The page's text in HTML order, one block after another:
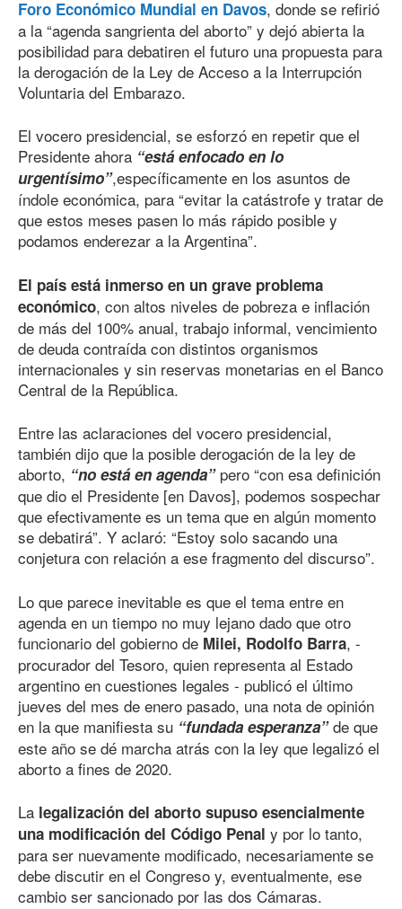
Foro Económico Mundial en Davos, donde se refirió
a la “agenda sangrienta del aborto” y dejó abierta la
posibilidad para debatiren el futuro una propuesta para
la derogación de la Ley de Acceso a la Interrupción
Voluntaria del Embarazo.
El vocero presidencial, se esforzó en repetir que el
Presidente ahora “está enfocado en lo
urgentísimo”,específicamente en los asuntos de
índole económica, para “evitar la catástrofe y tratar de
que estos meses pasen lo más rápido posible y
podamos enderezar a la Argentina”.
El país está inmerso en un grave problema
económico, con altos niveles de pobreza e inflación
de más del 100% anual, trabajo informal, vencimiento
de deuda contraída con distintos organismos
internacionales y sin reservas monetarias en el Banco
Central de la República.
Entre las aclaraciones del vocero presidencial,
también dijo que la posible derogación de la ley de
aborto, “no está en agenda” pero “con esa definición
que dio el Presidente [en Davos], podemos sospechar
que efectivamente es un tema que en algún momento
se debatirá”. Y aclaró: “Estoy solo sacando una
conjetura con relación a ese fragmento del discurso”.
Lo que parece inevitable es que el tema entre en
agenda en un tiempo no muy lejano dado que otro
funcionario del gobierno de Milei, Rodolfo Barra, -
procurador del Tesoro, quien representa al Estado
argentino en cuestiones legales - publicó el último
jueves del mes de enero pasado, una nota de opinión
en la que manifiesta su “fundada esperanza”de que
este año se dé marcha atrás con la ley que legalizó el
aborto a fines de 2020.
La legalización del aborto supuso esencialmente
una modificación del Código Penal y por lo tanto,
para ser nuevamente modificado, necesariamente se
debe discutir en el Congreso y, eventualmente, ese
cambio ser sancionado por las dos Cámaras.